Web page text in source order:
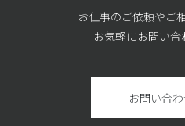
お仕事のご依頼やご
お気軽にお問い合
お問い合